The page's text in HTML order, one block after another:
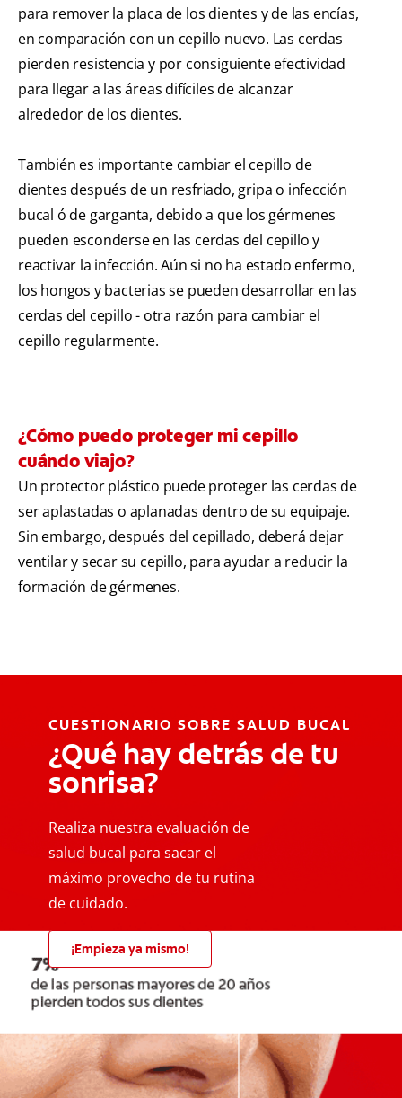
para remover la placa de los dientes y de las encías,
en comparación con un cepillo nuevo. Las cerdas
pierden resistencia y por consiguiente efectividad
para llegar a las áreas difíciles de alcanzar
alrededor de los dientes.
También es importante cambiar el cepillo de
dientes después de un resfriado, gripa o infección
bucal ó de garganta, debido a que los gérmenes
pueden esconderse en las cerdas del cepillo y
reactivar la infección. Aún si no ha estado enfermo,
los hongos y bacterias se pueden desarrollar en las
cerdas del cepillo - otra razón para cambiar el
cepillo regularmente.
¿Cómo puedo proteger mi cepillo
cuándo viajo?
Un protector plástico puede proteger las cerdas de
ser aplastadas o aplanadas dentro de su equipaje.
Sin embargo, después del cepillado, deberá dejar
ventilar y secar su cepillo, para ayudar a reducir la
formación de gérmenes.
CUESTIONARIO SOBRE SALUD BUCAL
¿Qué hay detrás de tu
sonrisa?
Realiza nuestra evaluación de
salud bucal para sacar el
máximo provecho de tu rutina
de cuidado.
¡Empieza ya mismo!